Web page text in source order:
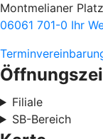
Montmelianer
06061 701-0 Ihr
Filiale
SB-Bereich